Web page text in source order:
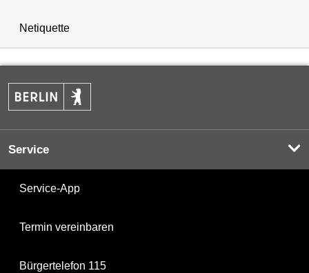
Netiquette
Service
Service-App
Termin vereinbaren
Bürgertelefon 115